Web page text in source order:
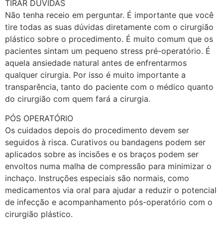
TIRAR DÚVIDAS
Não tenha receio em perguntar. É importante que você
tire todas as suas dúvidas diretamente com o cirurgião
plástico sobre o procedimento. É muito comum que os
pacientes sintam um pequeno stress pré-operatório. É
aquela ansiedade natural antes de enfrentarmos
qualquer cirurgia. Por isso é muito importante a
transparência, tanto do paciente com o médico quanto
do cirurgião com quem fará a cirurgia.
PÓS OPERATÓRIO
Os cuidados depois do procedimento devem ser
seguidos à risca. Curativos ou bandagens podem ser
aplicados sobre as incisões e os braços podem ser
envoltos numa malha de compressão para minimizar o
inchaço. Instruções especiais são normais, como
medicamentos via oral para ajudar a reduzir o potencial
de infecção e acompanhamento pós-operatório com o
cirurgião plástico.